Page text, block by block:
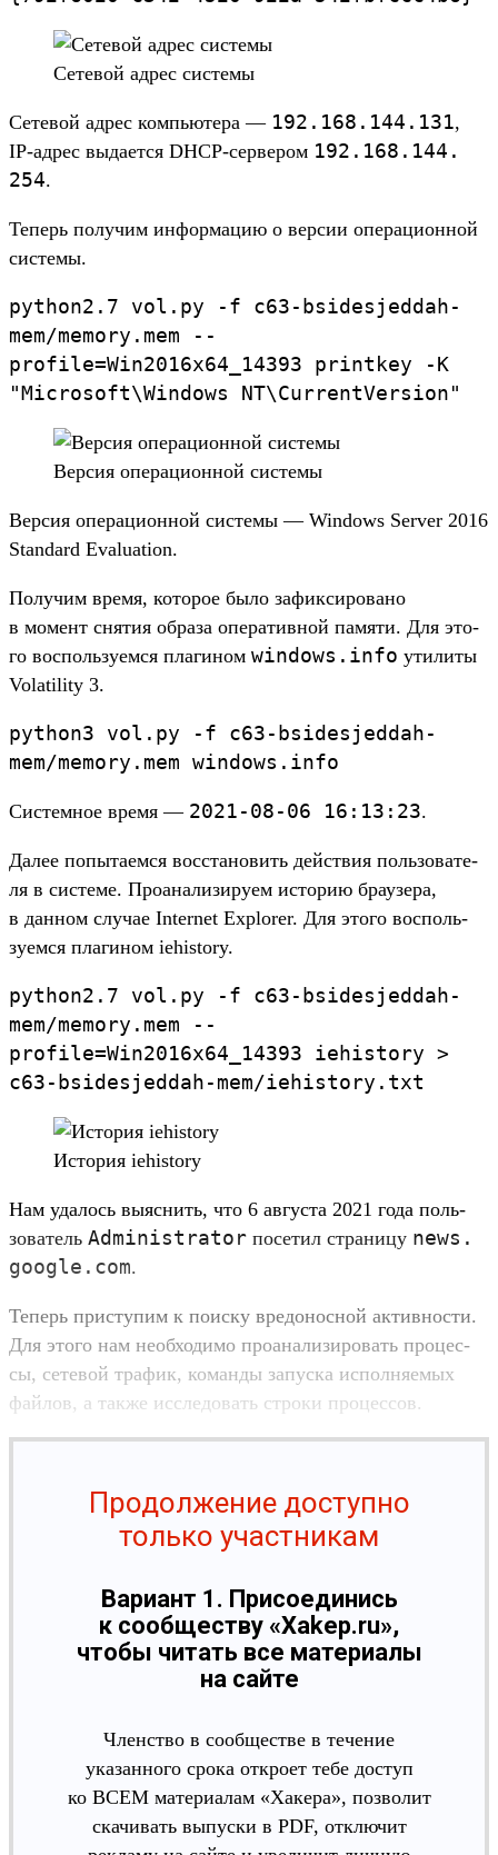
Се­тевой адрес сис­темы
Се­тевой адрес компь­юте­ра — 192. 168. 144. 131,
IP-адрес выда­ется DHCP-сер­вером 192. 168. 144.
254.
Те­перь получим информа­цию о вер­сии опе­раци­онной
сис­темы.
python2. 7 vol. py -f c63- bsidesjeddah-
mem/memory. mem
--
profile=Win2016x64_ 14393 printkey
-K
"Microsoft\Windows NT\CurrentVersion"
Вер­сия опе­раци­онной сис­темы
Вер­сия опе­раци­онной сис­темы — Windows Server 2016
Standard Evaluation.
По­лучим вре­мя, которое было зафик­сирова­но
в момент сня­тия обра­за опе­ратив­ной памяти. Для это­
го вос­поль­зуем­ся пла­гином windows. info ути­литы
Volatility 3.
python3 vol. py -f c63- bsidesjeddah-
mem/memory. mem windows. info
Сис­темное вре­мя — 2021-08-06 16: 13: 23.
Да­лее попыта­емся вос­ста­новить дей­ствия поль­зовате­
ля в сис­теме. Про­ана­лизи­руем исто­рию бра­узе­ра,
в дан­ном слу­чае Internet Explorer. Для это­го вос­поль­
зуем­ся пла­гином iehistory.
python2. 7 vol. py -f c63- bsidesjeddah-
mem/memory. mem
--
profile=Win2016x64_ 14393 iehistory >
c63- bsidesjeddah-mem/iehistory. txt
Ис­тория iehistory
Нам уда­лось выяс­нить, что 6 августа 2021 года поль­
зователь Administrator посетил стра­ницу news.
google. com.
Те­перь прис­тупим к поис­ку вре­донос­ной активнос­ти.
Для это­го нам необ­ходимо про­ана­лизи­ровать про­цес­
сы, сетевой тра­фик, коман­ды запус­ка исполня­емых
фай­лов, а так­же иссле­довать стро­ки про­цес­сов.
Продолжение доступно
только участникам
Вариант 1. Присоединись
к сообществу «Xakep.ru»,
чтобы читать все материалы
на сайте
Членство в сообществе в течение
указанного срока откроет тебе доступ
ко ВСЕМ материалам «Хакера», позволит
скачивать выпуски в PDF, отключит